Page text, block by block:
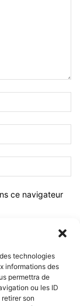
technologies
informations des
permettra de
ou les ID
son
ce navigateur